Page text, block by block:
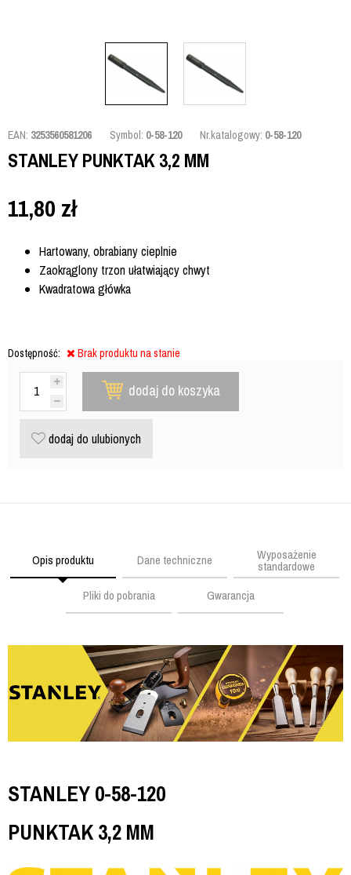
EAN: 3253560581206 Symbol: 0-58-120 Nr.katalogowy: 0-58-120
STANLEY PUNKTAK 3,2 MM
11,80 zł
Hartowany, obrabiany cieplnie
Zaokrąglony trzon ułatwiający chwyt
Kwadratowa główka
Dostępność: Brak produktu na stanie
dodaj do koszyka
dodaj do ulubionych
Opis produktu Dane techniczne Wyposażenie
standardowe
Pliki do pobrania
Gwarancja
STANLEY 0-58-120
PUNKTAK 3,2 MM